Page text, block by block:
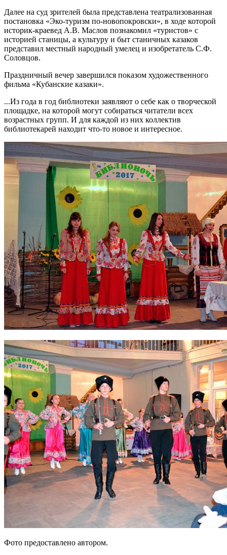
Далее на суд зрителей была представлена театрализованная
постановка «Эко-туризм по-новопокровски», в ходе которой
историк-краевед А.В. Маслов познакомил «туристов» с
историей станицы, а культуру и быт станичных казаков
представил местный народный умелец и изобретатель С.Ф.
Соловцов.
Праздничный вечер завершился показом художественного
фильма «Кубанские казаки».
...Из года в год библиотеки заявляют о себе как о творческой
площадке, на которой могут собираться читатели всех
возрастных групп. И для каждой из них коллектив
библиотекарей находит что-то новое и интересное.
Фото предоставлено автором.